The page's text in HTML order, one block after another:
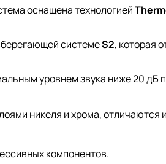
оснащена технологией
системеS2, которая
уровнем звука ниже 20 дБ
никеля и хрома,
компонентов.